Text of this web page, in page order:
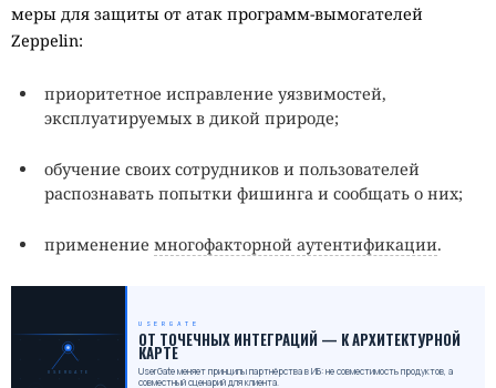
меры для защиты от атак программ-вымогателей
Zeppelin:
приоритетное исправление уязвимостей,
эксплуатируемых в дикой природе;
обучение своих сотрудников и пользователей
распознавать попытки фишинга и сообщать о них;
применение многофакторной аутентификации.
USERGATE
USERGATE
ОТ ТОЧЕЧНЫХ ИНТЕГРАЦИЙ — К АРХИТЕКТУРНОЙ
КАРТЕ
UserGate меняет принципы партнёрства в ИБ: не совместимость продуктов, а
совместный сценарий для клиента.